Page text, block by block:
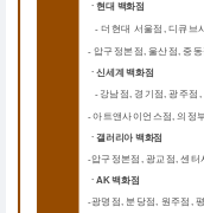
ㆍ현대 백화점
- 더현대 서울점, 디큐브
- 압구정본점, 울산점, 중
ㆍ신세계 백화점
- 강남점, 경기점, 광주점
-아트앤사이언스점, 의정
ㆍ갤러리아 백화점
-압구정본점, 광교점, 센터
ㆍAK 백화점
-광명점, 분당점, 원주점,